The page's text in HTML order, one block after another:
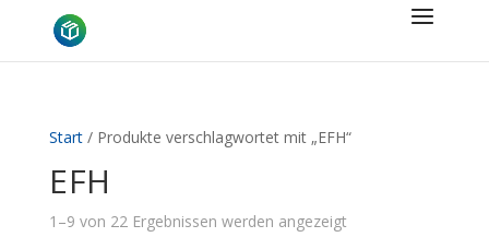
Start/ Produkte verschlagwortet mit „EFH“
EFH
1–9 von 22 Ergebnissen werden angezeigt